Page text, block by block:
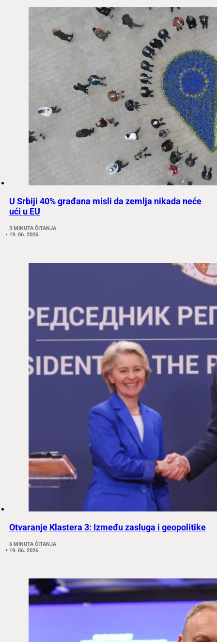
U Srbiji 40% građana misli da zemlja nikada neće
ući u EU
3 MINUTA ČITANJA
19. 06. 2026.
Otvaranje Klastera 3: Između zasluga i geopolitike
6 MINUTA ČITANJA
19. 06. 2026.